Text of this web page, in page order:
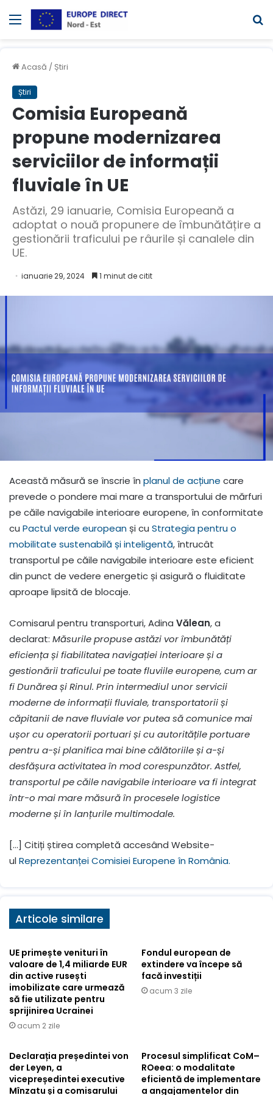
Meniul
Acasă / Știri
Știri
Comisia Europeană
propune modernizarea
serviciilor de informații
fluviale în UE
Astăzi, 29 ianuarie, Comisia Europeană a
adoptat o nouă propunere de îmbunătățire a
gestionării traficului pe râurile și canalele din
UE.
ianuarie 29, 2024 1 minut de citit
Această măsură se înscrie în planul de acțiune care
prevede o pondere mai mare a transportului de mărfuri
pe căile navigabile interioare europene, în conformitate
cu Pactul verde european și cu Strategia pentru o
mobilitate sustenabilă și inteligentă, întrucât
transportul pe căile navigabile interioare este eficient
din punct de vedere energetic și asigură o fluiditate
aproape lipsită de blocaje.
Comisarul pentru transporturi, Adina Vălean, a
declarat: Măsurile propuse astăzi vor îmbunătăți
eficiența și fiabilitatea navigației interioare și a
gestionării traficului pe toate fluviile europene, cum ar
fi Dunărea și Rinul. Prin intermediul unor servicii
moderne de informații fluviale, transportatorii și
căpitanii de nave fluviale vor putea să comunice mai
ușor cu operatorii portuari și cu autoritățile portuare
pentru a-și planifica mai bine călătoriile și a-și
desfășura activitatea în mod corespunzător. Astfel,
transportul pe căile navigabile interioare va fi integrat
într-o mai mare măsură în procesele logistice
moderne și în lanțurile multimodale.
[…] Citiți știrea completă accesând Website-
ulReprezentanței Comisiei Europene în România.
Articole similare
UE primește venituri în
valoare de 1,4 miliarde EUR
din active rusești
imobilizate care urmează
să fie utilizate pentru
sprijinirea Ucrainei
acum 2 zile
Fondul european de
extindere va începe să
facă investiții
acum 3 zile
Declarația președintei von
der Leyen, a
vicepreședintei executive
Mînzatu și a comisarului
Procesul simplificat CoM–
ROeea: o modalitate
eficientă de implementare
a angajamentelor din